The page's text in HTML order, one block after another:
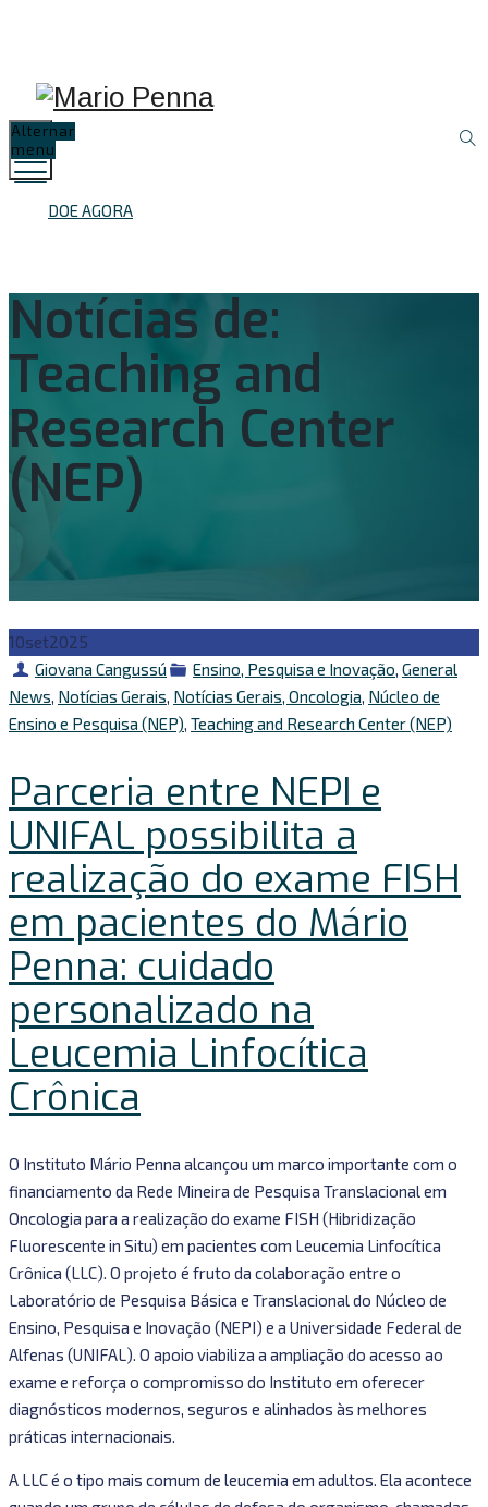
Alternar
menu
DOE AGORA
Notícias de:
Teaching and
Research Center
(NEP)
10set2025
Autor
Giovana Cangussú Categorias
Ensino, Pesquisa e Inovação, General
News, Notícias Gerais, Notícias Gerais, Oncologia, Núcleo de
Ensino e Pesquisa (NEP), Teaching and Research Center (NEP)
Parceria entre NEPI e
UNIFAL possibilita a
realização do exame FISH
em pacientes do Mário
Penna: cuidado
personalizado na
Leucemia Linfocítica
Crônica
O Instituto Mário Penna alcançou um marco importante com o
financiamento da Rede Mineira de Pesquisa Translacional em
Oncologia para a realização do exame FISH (Hibridização
Fluorescente in Situ) em pacientes com Leucemia Linfocítica
Crônica (LLC). O projeto é fruto da colaboração entre o
Laboratório de Pesquisa Básica e Translacional do Núcleo de
Ensino, Pesquisa e Inovação (NEPI) e a Universidade Federal de
Alfenas (UNIFAL). O apoio viabiliza a ampliação do acesso ao
exame e reforça o compromisso do Instituto em oferecer
diagnósticos modernos, seguros e alinhados às melhores
práticas internacionais.
A LLC é o tipo mais comum de leucemia em adultos. Ela acontece